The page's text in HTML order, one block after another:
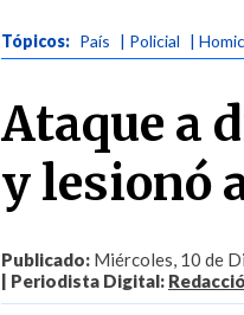
Tópicos: País | Policial |
Ataque a
y lesionó
Publicado: Miércoles, 10 de
| Periodista Digital: